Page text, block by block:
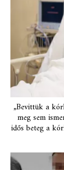
„Bevittük a
meg sem
idős beteg a